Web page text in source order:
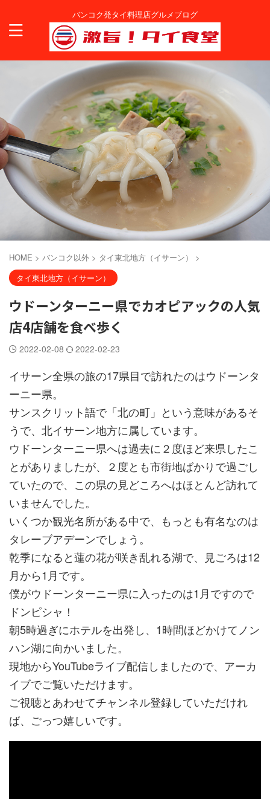
バンコク発タイ料理店グルメブログ
HOME > バンコク以外 > タイ東北地方（イサーン）
>
タイ東北地方（イサーン）
ウドーンターニー県でカオピアックの人気
店4店舗を食べ歩く
2022-02-08 2022-02-23
イサーン全県の旅の17県目で訪れたのはウドーンタ
ーニー県。
サンスクリット語で「北の町」という意味があるそ
うで、北イサーン地方に属しています。
ウドーンターニー県へは過去に２度ほど来県したこ
とがありましたが、２度とも市街地ばかりで過ごし
ていたので、この県の見どころへはほとんど訪れて
いませんでした。
いくつか観光名所がある中で、もっとも有名なのは
タレーブアデーンでしょう。
乾季になると蓮の花が咲き乱れる湖で、見ごろは12
月から1月です。
僕がウドーンターニー県に入ったのは1月ですので
ドンピシャ！
朝5時過ぎにホテルを出発し、1時間ほどかけてノン
ハン湖に向かいました。
現地からYouTubeライブ配信しましたので、アーカ
イブでご覧いただけます。
ご視聴とあわせてチャンネル登録していただけれ
ば、ごっつ嬉しいです。